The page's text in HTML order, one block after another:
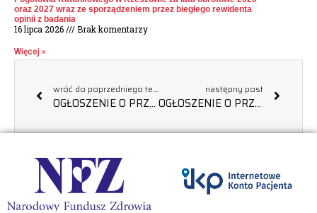
oraz 2027 wraz ze sporządzeniem przez biegłego rewidenta
opinii z badania
16 lipca 2026 Brak komentarzy
Więcej »
wróć do poprzedniego tematu
OGŁOSZENIE O PRZETARGU NA SPRZEDAŻ UŻYWANYCH SAMOCHODÓW – II Przetarg – Informacja z otwarcia, wyborze oraz unieważnieniu.
następny post
OGŁOSZENIE O PRZETARGU NA SPRZEDAŻ SAMOCHODÓW (TRZECI PRZETARG), INFORMACJA Z OTWARCIA OFERT, INFORMACJA O WYBORZE OFERTY